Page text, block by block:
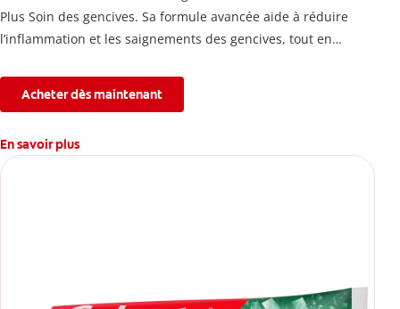
Plus Soin des gencives. Sa formule avancée aide à réduire
l’inflammation et les saignements des gencives, tout en
l’érosion de l’émail.
Acheter dès maintenant
En savoir plus